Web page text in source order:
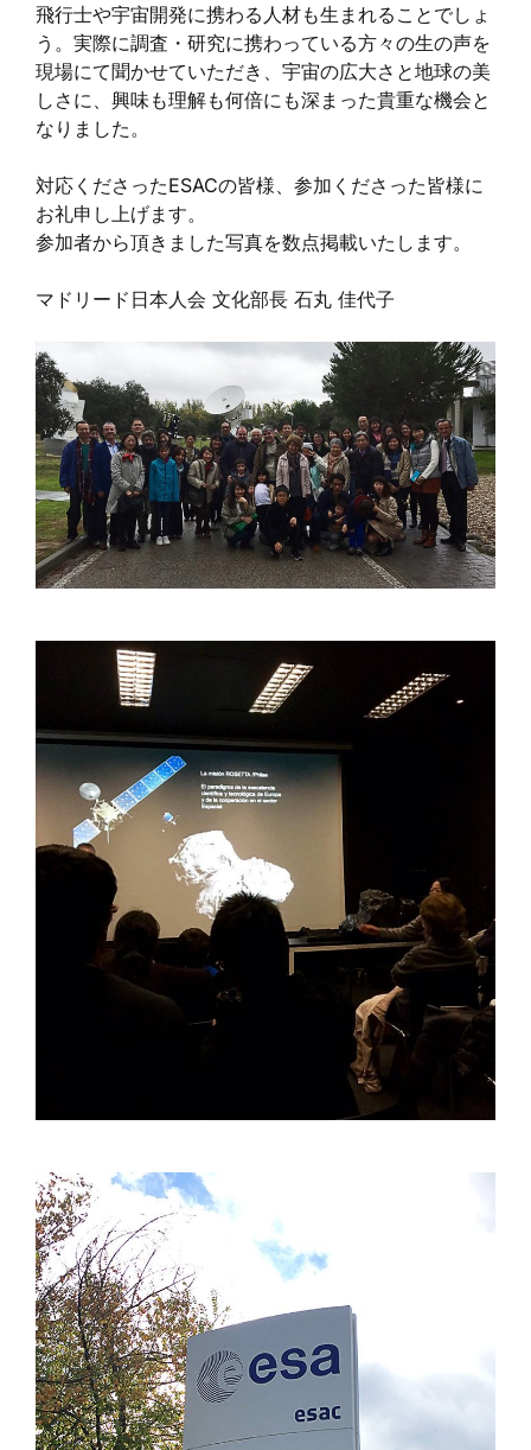
飛行士や宇宙開発に携わる人材も生まれることでしょ
う。実際に調査・研究に携わっている方々の生の声を
現場にて聞かせていただき、宇宙の広大さと地球の美
しさに、興味も理解も何倍にも深まった貴重な機会と
なりました。
対応くださったESACの皆様、参加くださった皆様に
お礼申し上げます。
参加者から頂きました写真を数点掲載いたします。
マドリード日本人会 文化部長 石丸 佳代子